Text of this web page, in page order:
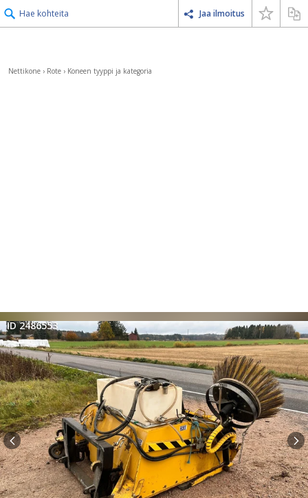
Hae kohteita Jaa ilmoitus
Nettikone › Rote › Koneen tyyppi ja kategoria
ID 2486553